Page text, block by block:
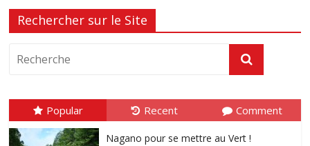
Rechercher sur le Site
Popular Recent Comment
Nagano pour se mettre au Vert !